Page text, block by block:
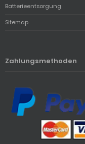
Batterieentsorgung
Sitemap
Zahlungsmethoden